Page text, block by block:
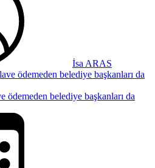
İsa ARAS
belediye başkanları da